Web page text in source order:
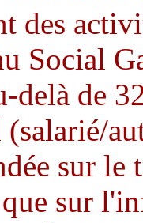
des
Social
delà de
sur le
sur